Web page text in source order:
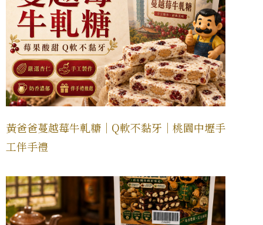
黃爸爸蔓越莓牛軋糖｜Q軟不黏牙｜桃園中壢手
工伴手禮